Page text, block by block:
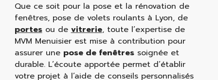
Que ce soit pour la pose et la rénovation de
fenêtres, pose de volets roulants à Lyon, de
portesou devitrerie, toute l’expertise de
MVM Menuisier est mise à contribution pour
assurer une pose de fenêtressoignée et
durable. L’écoute apportée permet d’établir
votre projet à l’aide de conseils personnalisés